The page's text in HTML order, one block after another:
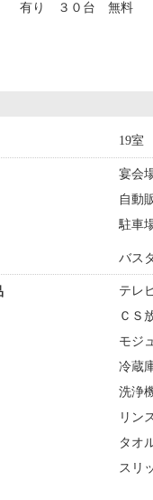
有り ３０台 無料
19室
宴会
自動
駐車
バス
テレ
ＣＳ
モジ
冷蔵
洗浄
リン
タオ
スリ